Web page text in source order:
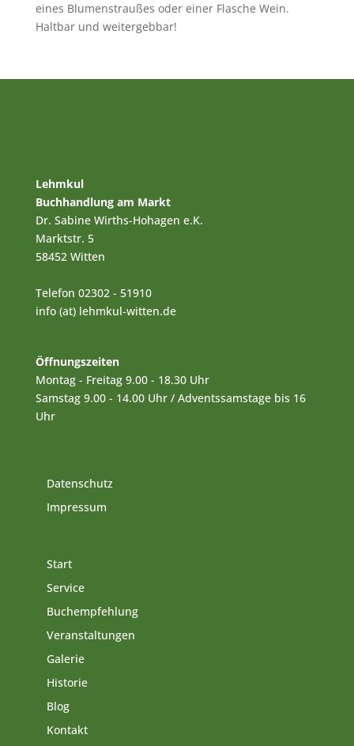
eines Blumenstraußes oder einer Flasche Wein.
Haltbar und weitergebbar!
Lehmkul
Buchhandlung am Markt
Dr. Sabine Wirths-Hohagen e.K.
Marktstr. 5
58452 Witten
Telefon 02302 - 51910
info (at) lehmkul-witten.de
Öffnungszeiten
Montag - Freitag 9.00 - 18.30 Uhr
Samstag 9.00 - 14.00 Uhr / Adventssamstage bis 16
Uhr
Datenschutz
Impressum
Start
Service
Buchempfehlung
Veranstaltungen
Galerie
Historie
Blog
Kontakt